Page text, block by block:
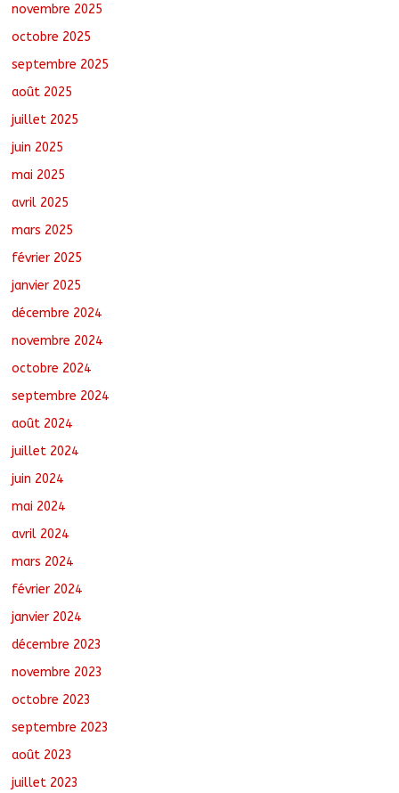
novembre 2025
octobre 2025
septembre 2025
août 2025
juillet 2025
juin 2025
mai 2025
avril 2025
mars 2025
février 2025
janvier 2025
décembre 2024
novembre 2024
octobre 2024
septembre 2024
août 2024
juillet 2024
juin 2024
mai 2024
avril 2024
mars 2024
février 2024
janvier 2024
décembre 2023
novembre 2023
octobre 2023
septembre 2023
août 2023
juillet 2023